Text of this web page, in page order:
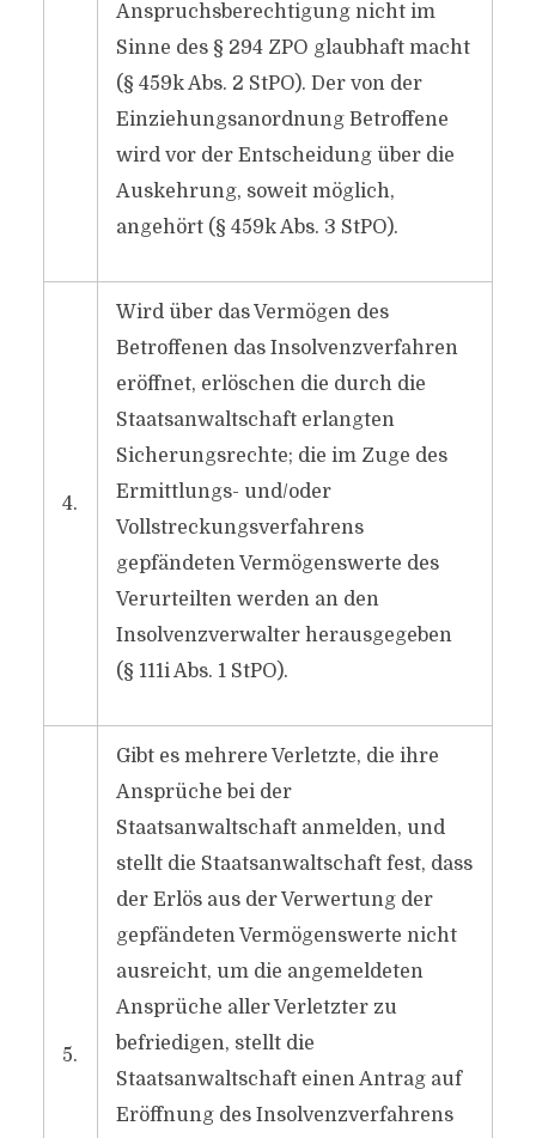
Anspruchsberechtigung nicht im
Sinne des § 294 ZPO glaubhaft macht
(§ 459k Abs. 2 StPO). Der von der
Einziehungsanordnung Betroffene
wird vor der Entscheidung über die
Auskehrung, soweit möglich,
angehört (§ 459k Abs. 3 StPO).
4.
Wird über das Vermögen des
Betroffenen das Insolvenzverfahren
eröffnet, erlöschen die durch die
Staatsanwaltschaft erlangten
Sicherungsrechte; die im Zuge des
Ermittlungs- und/oder
Vollstreckungsverfahrens
gepfändeten Vermögenswerte des
Verurteilten werden an den
Insolvenzverwalter herausgegeben
(§ 111i Abs. 1 StPO).
5.
Gibt es mehrere Verletzte, die ihre
Ansprüche bei der
Staatsanwaltschaft anmelden, und
stellt die Staatsanwaltschaft fest, dass
der Erlös aus der Verwertung der
gepfändeten Vermögenswerte nicht
ausreicht, um die angemeldeten
Ansprüche aller Verletzter zu
befriedigen, stellt die
Staatsanwaltschaft einen Antrag auf
Eröffnung des Insolvenzverfahrens